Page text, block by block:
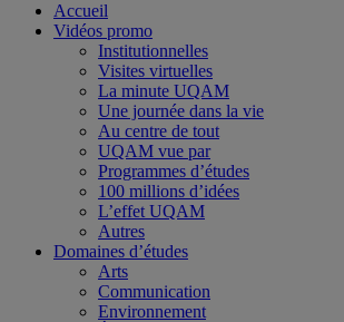
Accueil
Vidéos promo
Institutionnelles
Visites virtuelles
La minute UQAM
Une journée dans la vie
Au centre de tout
UQAM vue par
Programmes d’études
100 millions d’idées
L’effet UQAM
Autres
Domaines d’études
Arts
Communication
Environnement